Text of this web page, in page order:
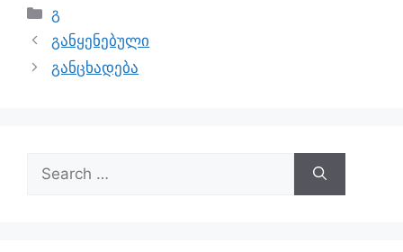
გ
განყენებული
განცხადება